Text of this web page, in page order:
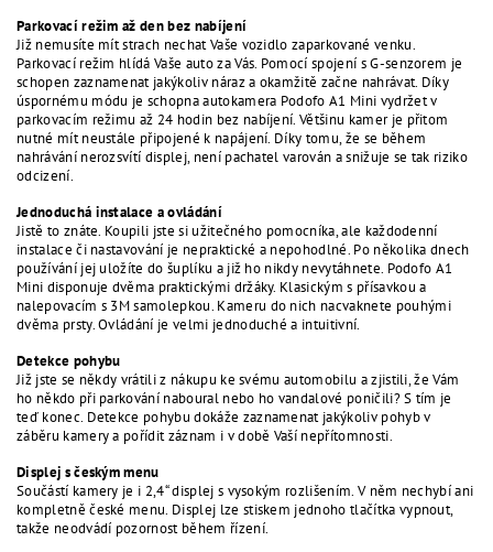
Parkovací režim až den bez nabíjení
Již nemusíte mít strach nechat Vaše vozidlo zaparkované venku.
Parkovací režim hlídá Vaše auto za Vás. Pomocí spojení s G-senzorem je
schopen zaznamenat jakýkoliv náraz a okamžitě začne nahrávat. Díky
úspornému módu je schopna autokamera Podofo A1 Mini vydržet v
parkovacím režimu až 24 hodin bez nabíjení. Většinu kamer je přitom
nutné mít neustále připojené k napájení. Díky tomu, že se během
nahrávání nerozsvítí displej, není pachatel varován a snižuje se tak riziko
odcizení.
Jednoduchá instalace a ovládání
Jistě to znáte. Koupili jste si užitečného pomocníka, ale každodenní
instalace či nastavování je nepraktické a nepohodlné. Po několika dnech
používání jej uložíte do šuplíku a již ho nikdy nevytáhnete. Podofo A1
Mini disponuje dvěma praktickými držáky. Klasickým s přísavkou a
nalepovacím s 3M samolepkou. Kameru do nich nacvaknete pouhými
dvěma prsty. Ovládání je velmi jednoduché a intuitivní.
Detekce pohybu
Již jste se někdy vrátili z nákupu ke svému automobilu a zjistili, že Vám
ho někdo při parkování naboural nebo ho vandalové poničili? S tím je
teď konec. Detekce pohybu dokáže zaznamenat jakýkoliv pohyb v
záběru kamery a pořídit záznam i v době Vaší nepřítomnosti.
Displej s českým menu
Součástí kamery je i 2,4“ displej s vysokým rozlišením. V něm nechybí ani
kompletně české menu. Displej lze stiskem jednoho tlačítka vypnout,
takže neodvádí pozornost během řízení.